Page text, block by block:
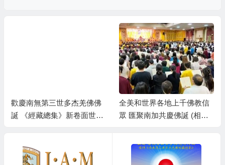
歡慶南無第三世多杰羌佛佛
誕 《經藏總集》新卷面世海
全美和世界各地上千佛教信
眾 匯聚南加共慶佛誕 (相關